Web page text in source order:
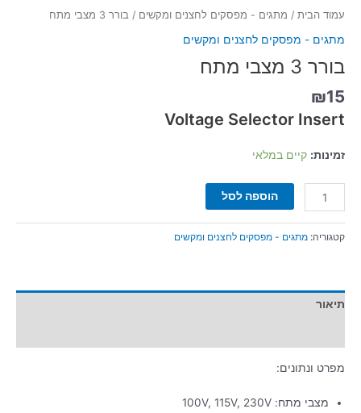
עמוד הבית / מתגים - מפסקים לחצנים ומקשים / בורר 3 מצבי מתח
מתגים - מפסקים לחצנים ומקשים
בורר 3 מצבי מתח
₪15
Voltage Selector Insert
זמינות: קיים במלאי
הוספה לסל
קטגוריה: מתגים - מפסקים לחצנים ומקשים
תיאור
מפרט ונתונים:
מצבי מתח: 100V, 115V, 230V